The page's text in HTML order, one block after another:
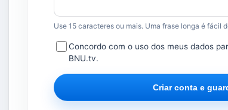
Use 15 caracteres ou mais. Uma frase longa é fácil
Concordo com o uso dos meus dados
BNU.tv.
Criar conta e